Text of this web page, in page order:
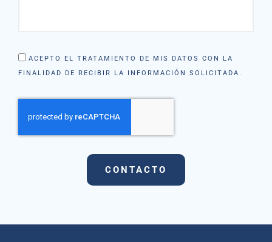
ACEPTO EL TRATAMIENTO DE MIS DATOS CON LA
FINALIDAD DE RECIBIR LA INFORMACIÓN SOLICITADA.
CONTACTO